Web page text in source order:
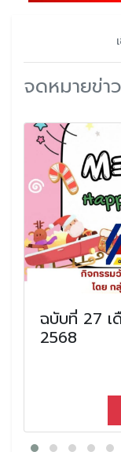
จดหมายข่า
ฉบับที่ 27 เ
2568